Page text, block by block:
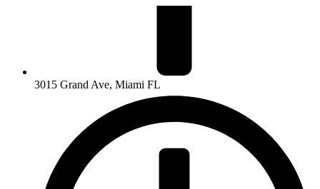
3015 Grand Ave, Miami FL